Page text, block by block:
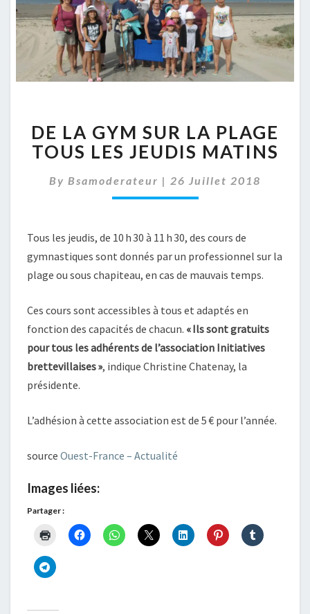
GYM
SUR
LA
JEUDIS
MATINS
DE LA GYM SUR LA PLAGE
TOUS LES JEUDIS MATINS
By Bsamoderateur | 26 Juillet 2018
Tous les jeudis, de 10 h 30 à 11 h 30, des cours de
gymnastiques sont donnés par un professionnel sur la
plage ou sous chapiteau, en cas de mauvais temps.
Ces cours sont accessibles à tous et adaptés en
fonction des capacités de chacun. « Ils sont gratuits
pour tous les adhérents de l’association Initiatives
brettevillaises », indique Christine Chatenay, la
présidente.
L’adhésion à cette association est de 5 € pour l’année.
source Ouest-France – Actualité
Images liées:
Partager :